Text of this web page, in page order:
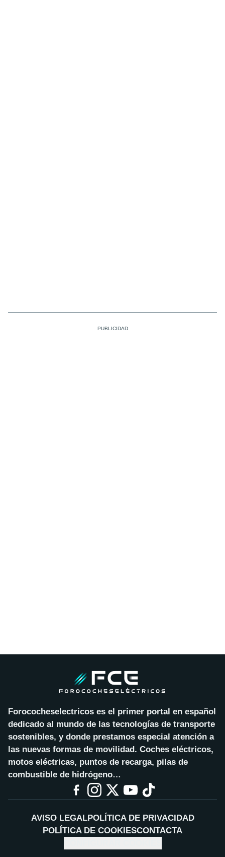
Forococheselectricos es el primer portal en español
dedicado al mundo de las tecnologías de transporte
sostenibles, y donde prestamos especial atención a
las nuevas formas de movilidad. Coches eléctricos,
motos eléctricas, puntos de recarga, pilas de
combustible de hidrógeno…
AVISO LEGALPOLÍTICA DE PRIVACIDAD
POLÍTICA DE COOKIESCONTACTA